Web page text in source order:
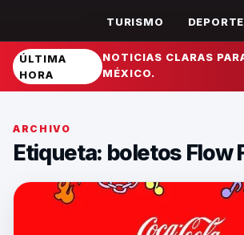
TURISMO
ÚLTIMA
HORA
NOTICIAS CLARAS
MÉXICO.
ARCHIVO
Etiqueta: boletos Flow